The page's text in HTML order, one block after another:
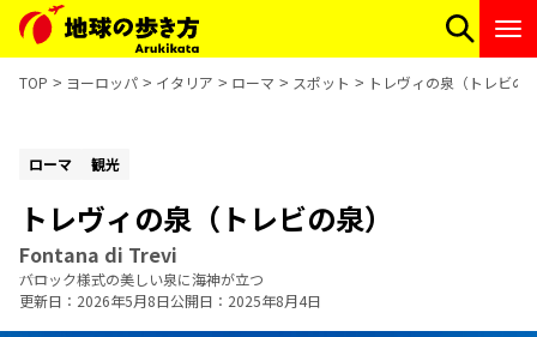
TOP ヨーロッパ イタリア ローマ スポット トレヴィの泉（トレビの
ローマ 観光
トレヴィの泉（トレビの泉）
Fontana di Trevi
バロック様式の美しい泉に海神が立つ
更新日
2026年5月8日公開日 2025年8月4日